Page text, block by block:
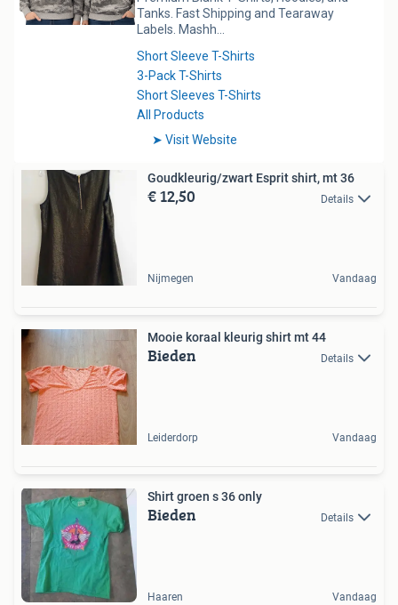
Goudkleurig/zwart Esprit shirt, mt 36
€ 12,50 Details
Nijmegen Vandaag
Mooie koraal kleurig shirt mt 44
Bieden Details
Leiderdorp Vandaag
Shirt groen s 36 only
Bieden Details
Haaren Vandaag